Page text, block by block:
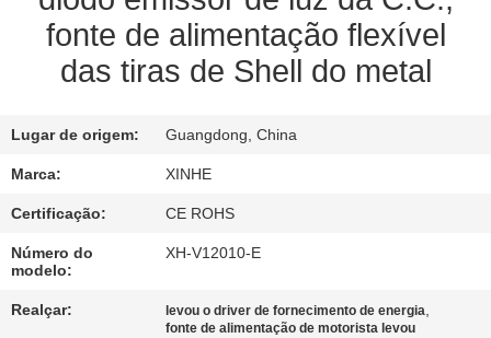
UMAS
CITAÇÕES
MAPA
DO
SITE
PRIVACY
POLICY
fonte de alimentação flexível
das tiras de Shell do metal
Lugar de origem: Guangdong, China
Marca: XINHE
Certificação: CE ROHS
Número do
modelo:
XH-V12010-E
Realçar: levou o driver de fornecimento de energia,
fonte de alimentação de motorista levou